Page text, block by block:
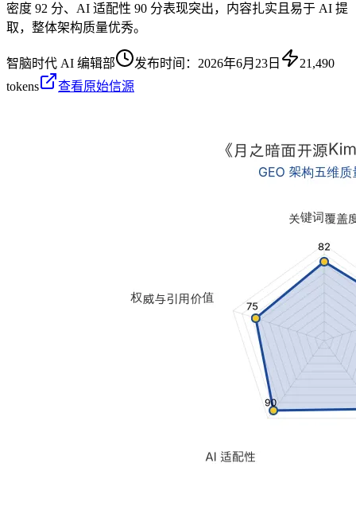
密度 92 分、AI 适配性 90 分表现突出，内容扎实且易于 AI 提
取，整体架构质量优秀。
智脑时代 AI 编辑部 发布时间： 2026年6月23日
21,490
tokens
查看原始信源